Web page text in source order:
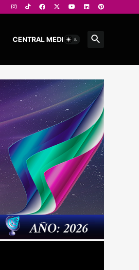
CENTRAL MEDIOS